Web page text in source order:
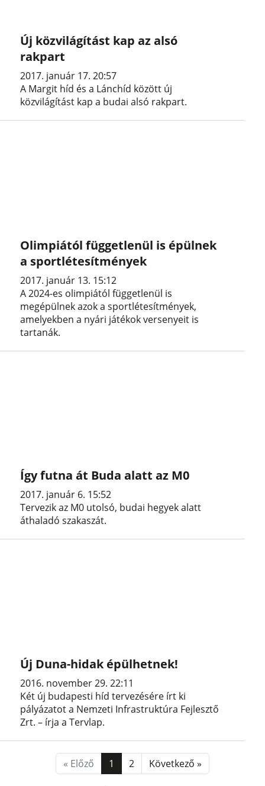
Új közvilágítást kap az alsó
rakpart
2017. január 17. 20:57
A Margit híd és a Lánchíd között új
közvilágítást kap a budai alsó rakpart.
Olimpiától függetlenül is épülnek
a sportlétesítmények
2017. január 13. 15:12
A 2024-es olimpiától függetlenül is
megépülnek azok a sportlétesítmények,
amelyekben a nyári játékok versenyeit is
tartanák.
Így futna át Buda alatt az M0
2017. január 6. 15:52
Tervezik az M0 utolsó, budai hegyek alatt
áthaladó szakaszát.
Új Duna-hidak épülhetnek!
2016. november 29. 22:11
Két új budapesti híd tervezésére írt ki
pályázatot a Nemzeti Infrastruktúra Fejlesztő
Zrt. – írja a Tervlap.
« Előző 1 2 Következő »